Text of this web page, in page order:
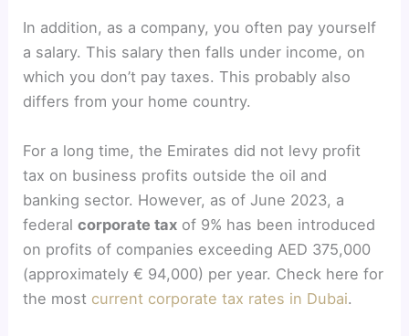
In addition, as a company, you often pay yourself
a salary. This salary then falls under income, on
which you don’t pay taxes. This probably also
differs from your home country.
For a long time, the Emirates did not levy profit
tax on business profits outside the oil and
banking sector. However, as of June 2023, a
federalcorporate tax of 9% has been introduced
on profits of companies exceeding AED 375,000
(approximately € 94,000) per year. Check here for
the most current corporate tax rates in Dubai.